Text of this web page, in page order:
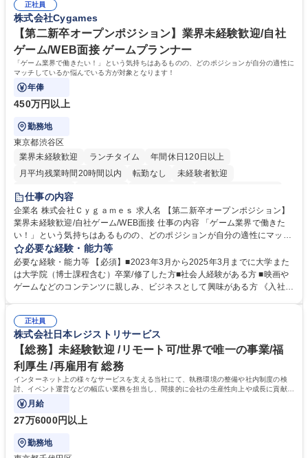
表するインフラ企業 #ポテンシャル採用
72.html ■エネルギーセキュリティの不安定化や気候変動による自然災害の
甚大化など、これまで以上に社会課題解決の重要性が高まっています。
「未来の日常」の創造に向けて持続可能な社会の実現に貢献してまいりま
す。 学歴・資格 学歴：大学院 大学 語学力： 資格：
正社員
株式会社Cygames
【第二新卒オープンポジション】業界未経験歓迎/自社
ゲーム/WEB面接 ゲームプランナー
「ゲーム業界で働きたい！」という気持ちはあるものの、どのポジションが自分の適性に
マッチしているか悩んでいる方が対象となります！
年俸
450万円以上
勤務地
東京都渋谷区
業界未経験歓迎
ランチタイム
年間休日120日以上
月平均残業時間20時間以内
転勤なし
未経験者歓迎
住宅手当あり
交通費支給
土日祝休み 服装自由 昼食補助あり
第二新卒歓迎
食事補助あり
仕事の内容
企業名 株式会社Ｃｙｇａｍｅｓ 求人名 【第二新卒オープンポジション】
業界未経験歓迎/自社ゲーム/WEB面接 仕事の内容 「ゲーム業界で働きた
い！」という気持ちはあるものの、どのポジションが自分の適性にマッチ
しているか悩んでいる方が対象となります！ 総合職（プランナー/データ
アナリストなど）、技術職（開発エンジニ ア/インフラエンジニアな
ど）、デザイン職（デザイナー/イラストレ ーターなど）等から、面接で
ご希望と適正にマッチしたポジションをご案内いたします。ゲームやエン
のご応募をお待ちしております。 募集職種 【第二新卒オープンポジショ
ン】業界未経験歓迎/自社ゲーム/WEB面接
必要な経験・能力等
必要な経験・能力等 【必須】■2023年3月から2025年3月までに大学また
は大学院（博士課程含む）卒業/修了した方■社会人経験がある方 ■映画や
ゲームなどのコンテンツに親しみ、ビジネスとして興味がある方 《入社実
正社員
株式会社日本レジストリサービス
【総務】未経験歓迎 /リモート可/世界で唯一の事業/福
利厚生 /再雇用有 総務
インターネット上の様々なサービスを支える当社にて、執務環境の整備や社内制度の検
討、イベント運営などの幅広い業務を担当し、間接的に会社の生産性向上や成長に貢献し
ている部署です。
月給
27万6000円以上
勤務地